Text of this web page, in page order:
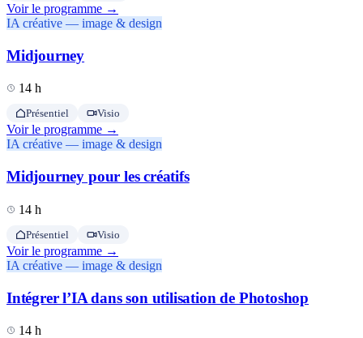
Voir le programme →
IA créative — image & design
Midjourney
14 h
Présentiel Visio
Voir le programme →
IA créative — image & design
Midjourney pour les créatifs
14 h
Présentiel Visio
Voir le programme →
IA créative — image & design
Intégrer l’IA dans son utilisation de Photoshop
14 h